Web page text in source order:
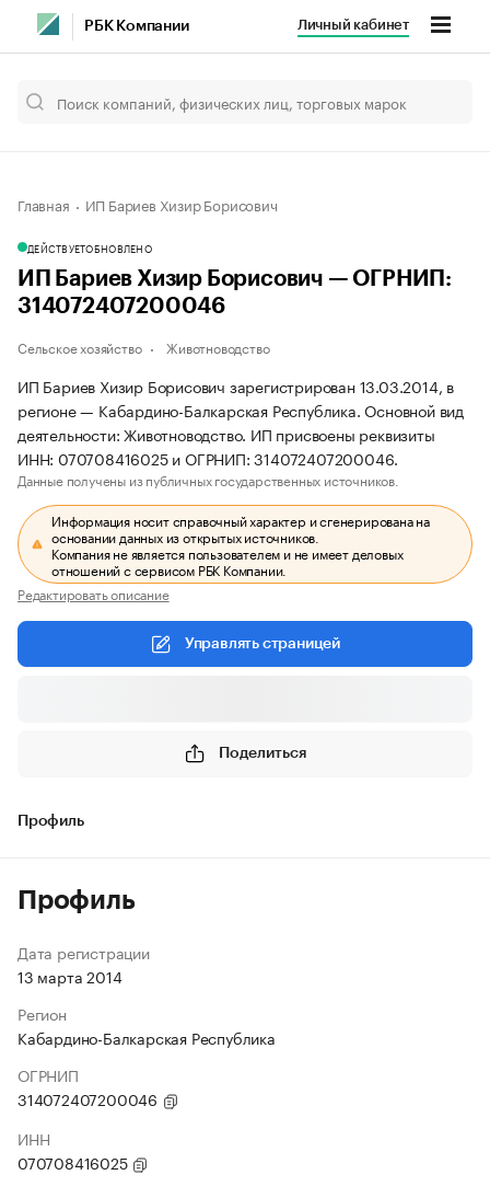
РБК Компании Личный кабинет
Главная ИП Бариев Хизир Борисович
ДЕЙСТВУЕТОБНОВЛЕНО
ИП Бариев Хизир Борисович — ОГРНИП:
314072407200046
Сельское хозяйство Животноводство
ИП Бариев Хизир Борисович зарегистрирован 13.03.2014, в
регионе — Кабардино-Балкарская Республика. Основной вид
деятельности: Животноводство. ИП присвоены реквизиты
ИНН: 070708416025 и ОГРНИП: 314072407200046.
Данные получены из публичных государственных источников.
Информация носит справочный характер и сгенерирована на
основании данных из открытых источников.
Компания не является пользователем и не имеет деловых
отношений с сервисом РБК Компании.
Редактировать описание
Управлять страницей
Поделиться
Профиль
Профиль
Дата регистрации
13 марта 2014
Регион
Кабардино-Балкарская Республика
ОГРНИП
314072407200046
ИНН
070708416025